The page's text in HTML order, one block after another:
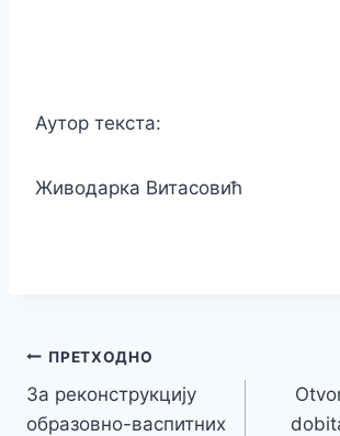
Аутор текста:
Живодарка Витасовић
Кретање
чланка
ПРЕТХОДНО
За реконструкцију
образовно-васпитних